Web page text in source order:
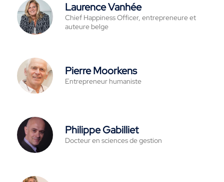
Laurence Vanhée
Chief Happiness Officer, entrepreneure et
auteure belge
Pierre Moorkens
Entrepreneur humaniste
Philippe Gabilliet
Docteur en sciences de gestion